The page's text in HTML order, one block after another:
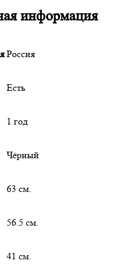
информация
Россия
Есть
1 год
Чёрный
63 см.
56.5 см.
41 см.